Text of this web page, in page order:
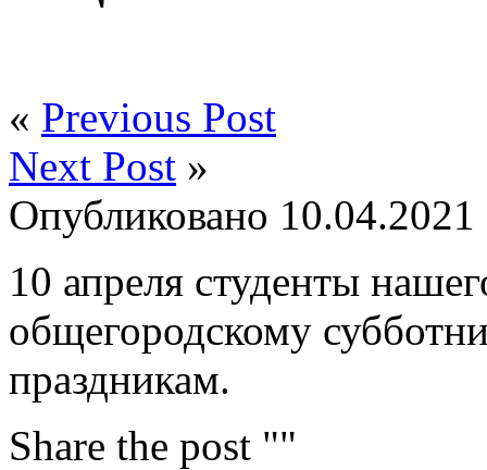
« Previous Post
Next Post »
Опубликовано 10.04.2021
10 апреля студенты
общегородскому
праздникам.
Share the post ""